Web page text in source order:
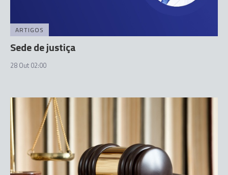
ARTIGOS
Sede de justiça
28 Out 02:00